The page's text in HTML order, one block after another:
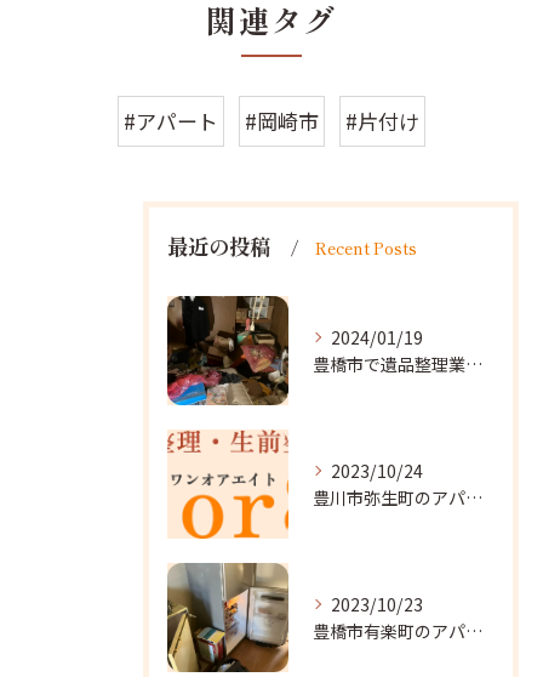
関連タグ
#アパート #岡崎市 #片付け
最近の投稿 Recent Posts
2024/01/19
豊橋市で遺品整理業者をお探しなら｜心を込めたサービスを
2023/10/24
豊川市弥生町のアパート改装に向かいました。
2023/10/23
豊橋市有楽町のアパートに遺品整理に向かいました。